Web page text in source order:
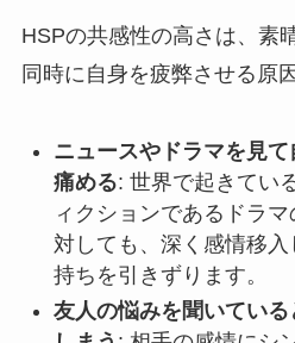
HSPの共感性の高さは、素
同時に自身を疲弊させる原
ニュースやドラマを見
痛める: 世界で起きてい
ィクションであるドラ
対しても、深く感情移
持ちを引きずります。
友人の悩みを聞いてい